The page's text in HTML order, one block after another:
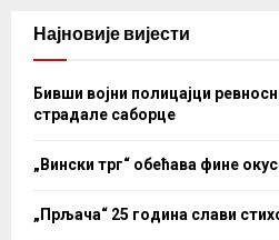
Најновије вијести
Бивши војни полицајци
страдале саборце
„Вински трг“ обећава фине
„Прљача“ 25 година слави